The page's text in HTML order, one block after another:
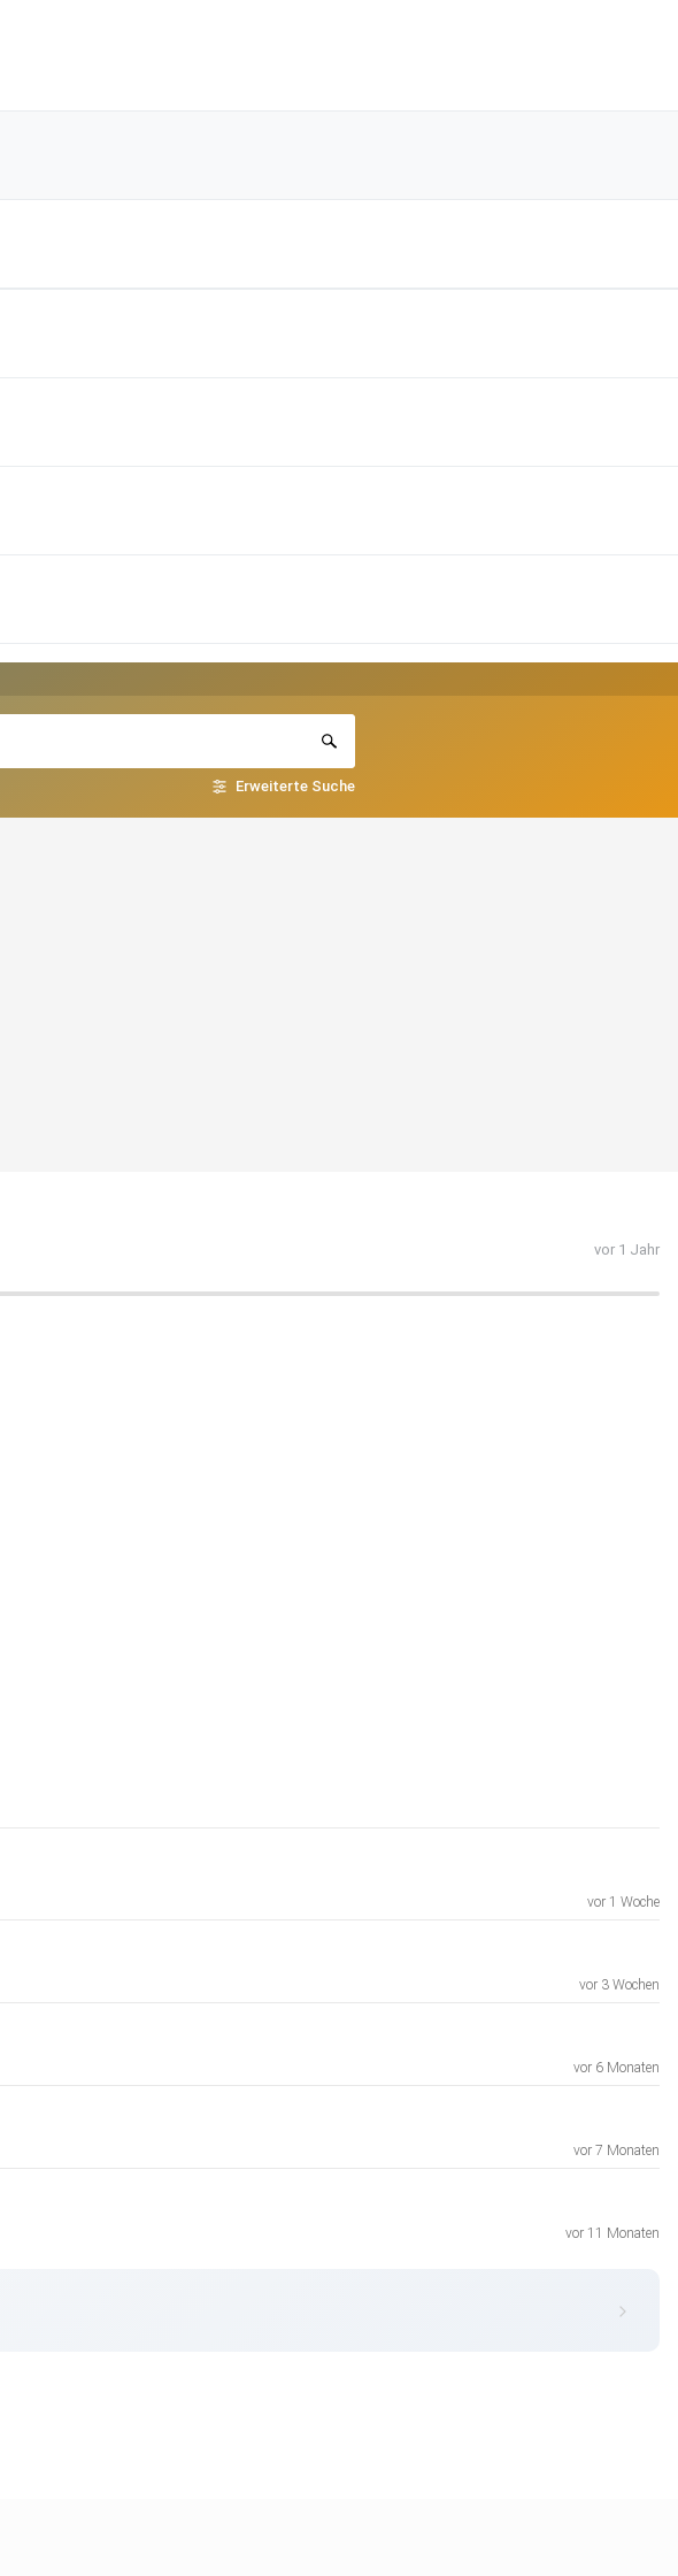
Erweiterte Suche
vor 1 Jahr
vor 1 Woche
vor 3 Wochen
vor 6 Monaten
vor 7 Monaten
vor 11 Monaten